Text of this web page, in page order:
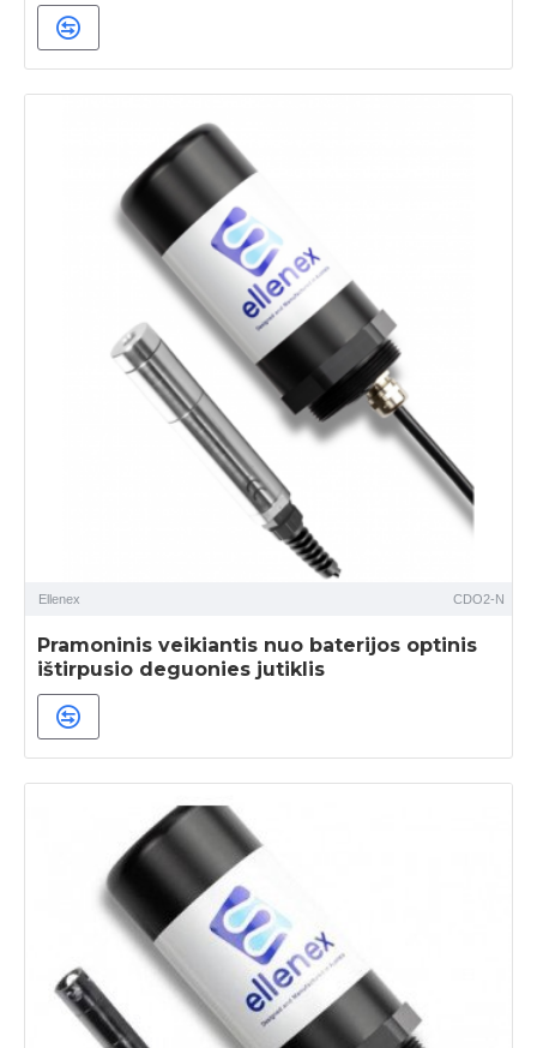
Ellenex CDO2-N
Pramoninis veikiantis nuo baterijos optinis
ištirpusio deguonies jutiklis